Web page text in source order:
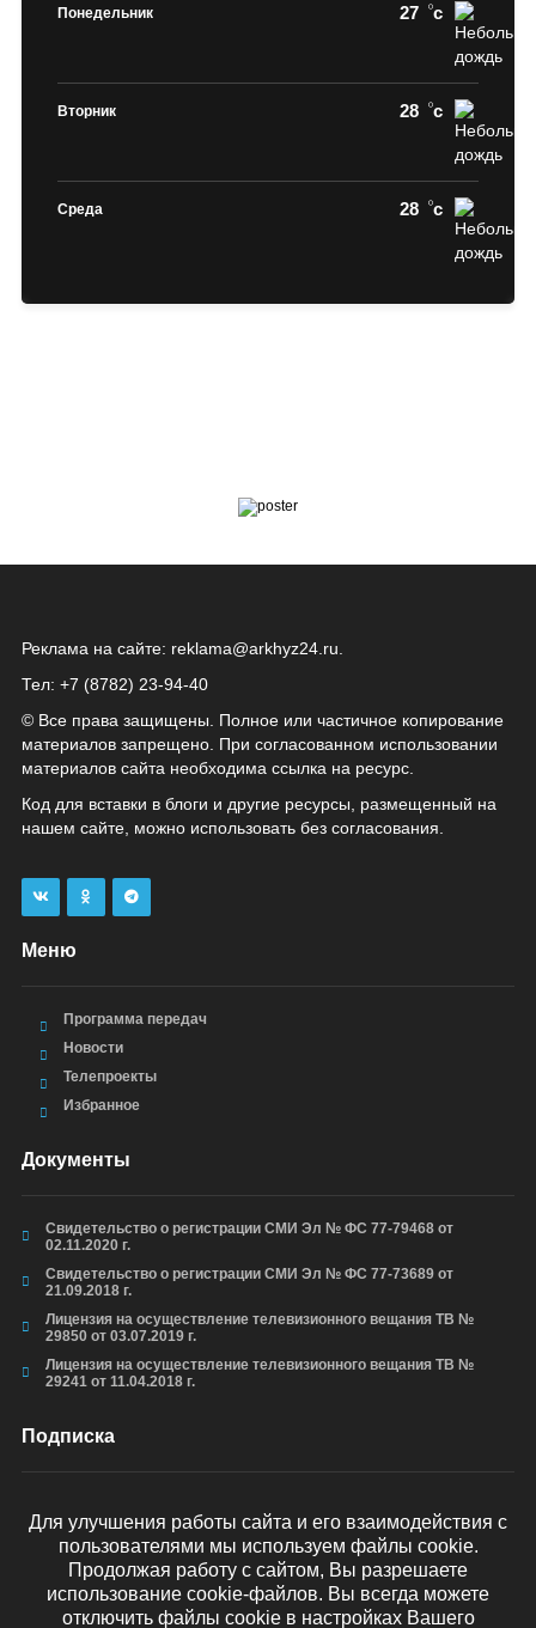
Понедельник 27 c
Вторник 28 c
Среда 28 c
Реклама на сайте: reklama@arkhyz24.ru
Тел: +7 (8782) 23‑94‑40
© Все права защищены. Полное или частичное копирование
материалов запрещено. При согласованном использовании
материалов сайта необходима ссылка на ресурс.
Код для вставки в блоги и другие ресурсы, размещенный на
нашем сайте, можно использовать без согласования.
Меню
Программа передач
Новости
Телепроекты
Избранное
Документы
Свидетельство о регистрации СМИ Эл № ФС 77-79468 от
02.11.2020 г.
Свидетельство о регистрации СМИ Эл № ФС 77-73689 от
21.09.2018 г.
Лицензия на осуществление телевизионного вещания ТВ №
29850 от 03.07.2019 г.
Лицензия на осуществление телевизионного вещания ТВ №
29241 от 11.04.2018 г.
Подписка
ОТПРАВИТЬ
Для улучшения работы сайта и его взаимодействия с
пользователями мы используем файлы cookie.
Продолжая работу с сайтом, Вы разрешаете
использование cookie-файлов. Вы всегда можете
отключить файлы cookie в настройках Вашего